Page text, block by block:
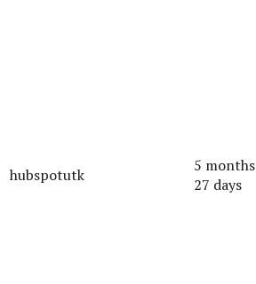
hubspotutk
5 months
27 days